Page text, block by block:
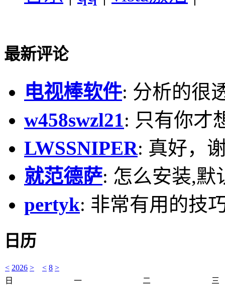
最新评论
电视棒软件: 分析的很
w458swzl21 : 只有你才
LWSSNIPER: 真好，
就范德萨: 怎么安装,默
pertyk: 非常有用的技
日历
< 2026 > < 8 >
日
一 二 三